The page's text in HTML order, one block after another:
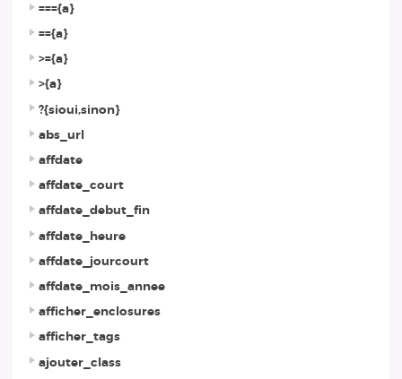
==={a}
=={a}
>={a}
>{a}
?{sioui,sinon}
abs_url
affdate
affdate_court
affdate_debut_fin
affdate_heure
affdate_jourcourt
affdate_mois_annee
afficher_enclosures
afficher_tags
ajouter_class